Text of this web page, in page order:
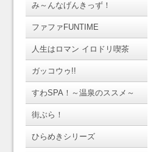
み～んなげんきっず！
ファファFUNTIME
人生はロマン イロドリ喫茶
ガッコウゥ!!
すわSPA！～温泉のススメ～
街ぶら！
ひらめきシリーズ